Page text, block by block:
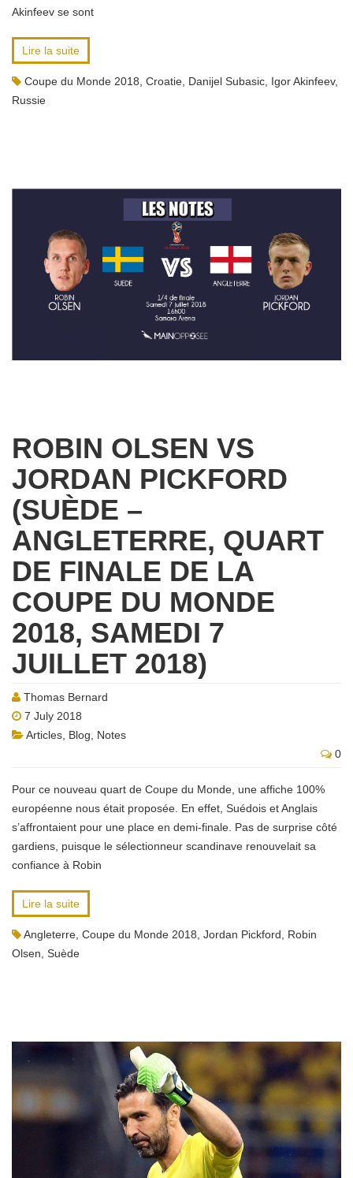
Akinfeev se sont
Lire la suite
Coupe du Monde 2018 Croatie Danijel Subasic Igor Akinfeev,
Russie
ROBIN OLSEN VS
JORDAN PICKFORD
(SUÈDE –
ANGLETERRE, QUART
DE FINALE DE LA
COUPE DU MONDE
2018, SAMEDI 7
JUILLET 2018)
Thomas Bernard
7 July 2018
Articles Blog
Notes
0
Pour ce nouveau quart de Coupe du Monde, une affiche 100%
européenne nous était proposée. En effet, Suédois et Anglais
s’affrontaient pour une place en demi-finale. Pas de surprise côté
gardiens, puisque le sélectionneur scandinave renouvelait sa
confiance à Robin
Lire la suite
Angleterre Coupe du Monde 2018 Jordan Pickford
Robin
Olsen Suède